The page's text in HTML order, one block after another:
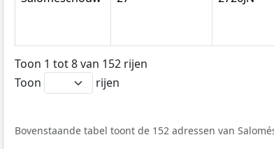
Toon 1 tot 8 van 152 rijen
Toon
rijen
Bovenstaande tabel toont de 152 adressen van